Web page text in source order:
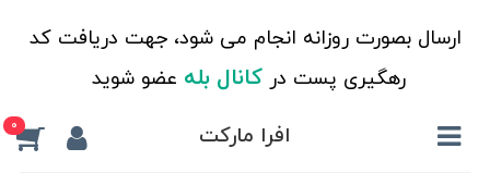
ارسال بصورت روزانه انجام می شود، جهت دریافت کد
رهگیری پست درکانال بله عضو شوید
افرا مارکت 0